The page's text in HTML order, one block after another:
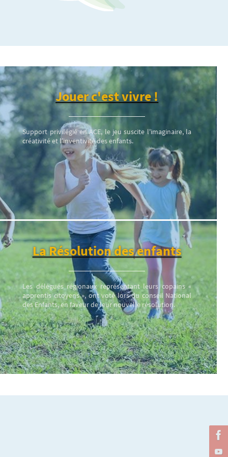
Jouer c'est vivre !
Support privilégié en ACE, le jeu suscite l'imaginaire, la
créativité et l’inventivité des enfants.
La Résolution des enfants
Les délégués régionaux représentant leurs copains «
apprentis citoyens », ont voté lors du conseil National
des Enfants, en faveur de leur nouvelle résolution.